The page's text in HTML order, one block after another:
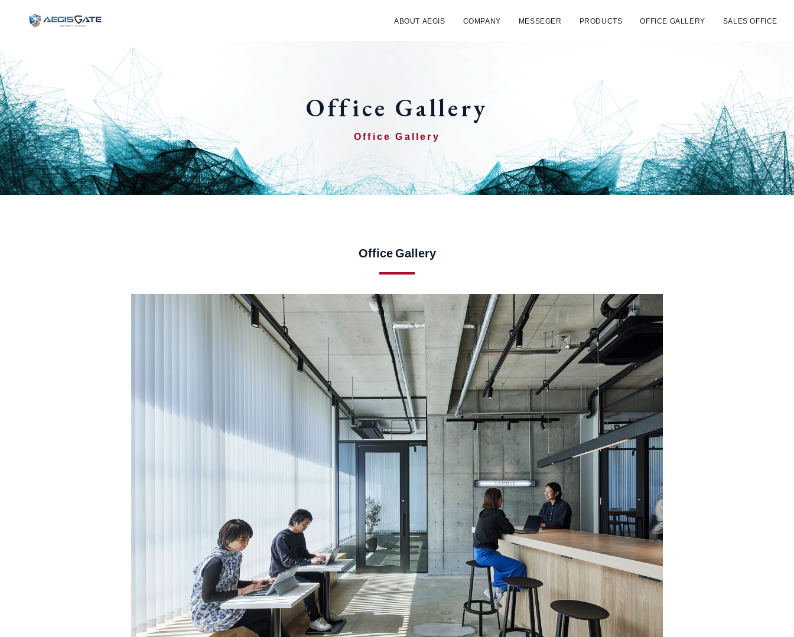
ABOUT AEGIS COMPANY MESSEGER PRODUCTS OFFICE GALLERY SALES OFFICE
Office Gallery
Office Gallery
Office Gallery